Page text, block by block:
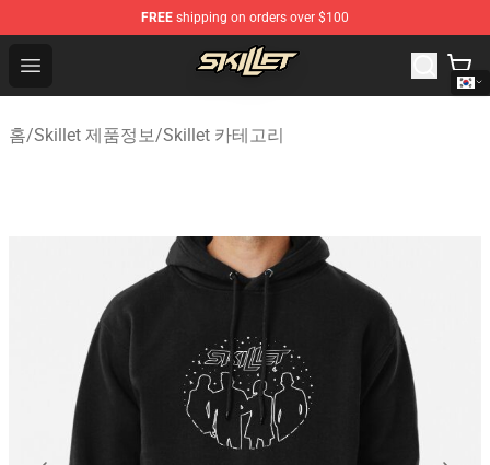
FREE shipping on orders over $100
Open menu
Skillet Shop - Official Skillet Merchandise Store
홈/Skillet 제품정보/Skillet 카테고리